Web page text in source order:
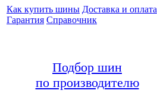
Как купить шины Доставка и оплата
Гарантия Справочник
Подбор шин
по производителю